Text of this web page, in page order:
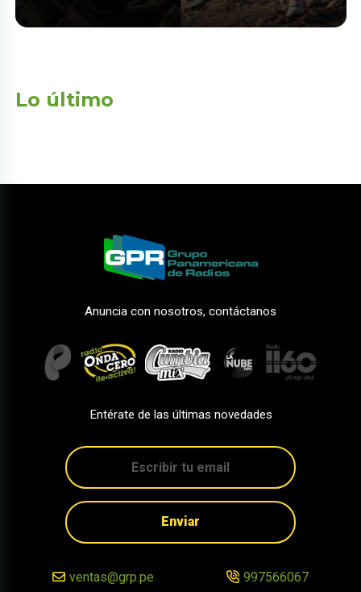
Lo último
Anuncia con nosotros, contáctanos
Entérate de las últimas novedades
Enviar
ventas@grp.pe 997566067